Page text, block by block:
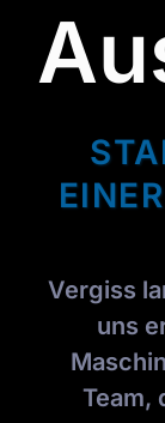
Vergiss
uns
Team,